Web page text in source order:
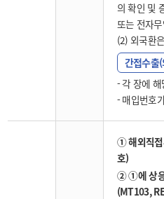
의 확인 및
또는 전자
(2) 외국환
간접수출
- 각 장에
- 매입번호
① 해외직접
호)
② ①에 상응
(MT103,